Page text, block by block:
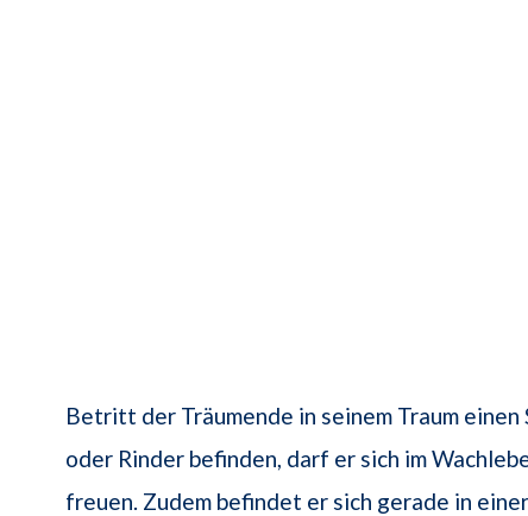
Betritt der Träumende in seinem Traum
oder Rinder befinden, darf er sich im
freuen. Zudem befindet er sich gerade in